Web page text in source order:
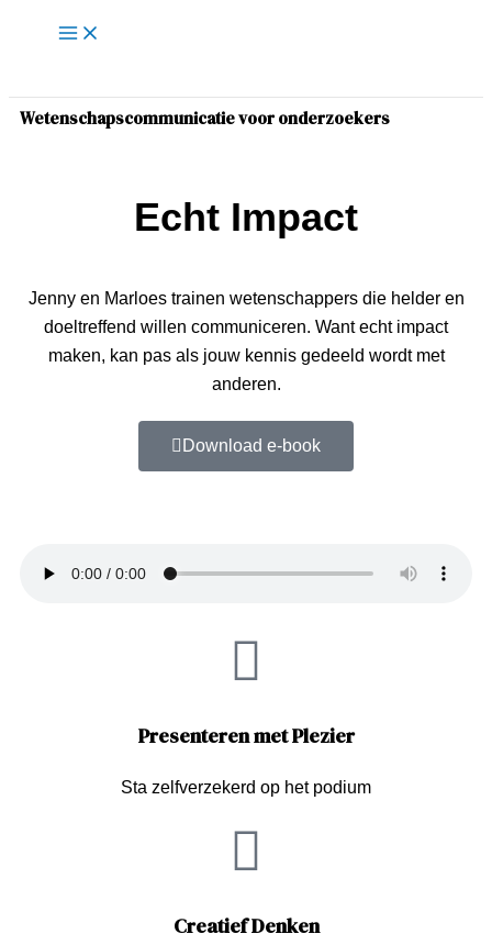
inhoud
Menu
Wetenschapscommunicatie voor onderzoekers
Echt Impact
Jenny en Marloes trainen wetenschappers die helder en
doeltreffend willen communiceren. Want echt impact
maken, kan pas als jouw kennis gedeeld wordt met
anderen.
Download e-book
Presenteren met Plezier
Sta zelfverzekerd op het podium
Creatief Denken